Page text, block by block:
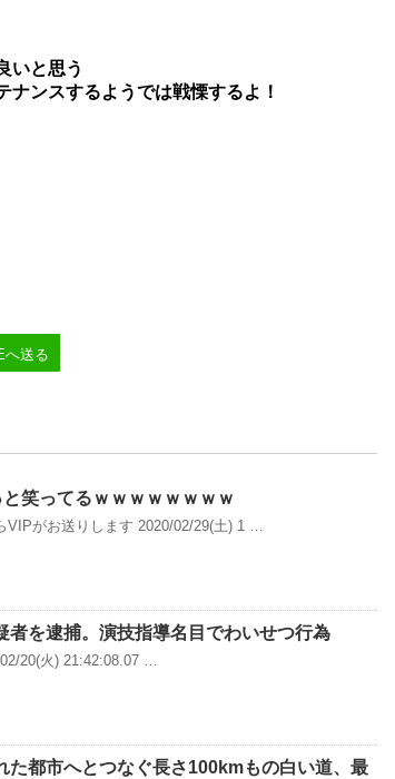
いと思う
ンスするようでは戦慄するよ！
へ送る
笑ってるｗｗｗｗｗｗｗｗ
VIPがお送りします 2020/02/29(土) 1 …
者を逮捕。演技指導名目でわいせつ行為
20(火) 21:42:08.07 …
た都市へとつなぐ長さ100kmもの白い道、最